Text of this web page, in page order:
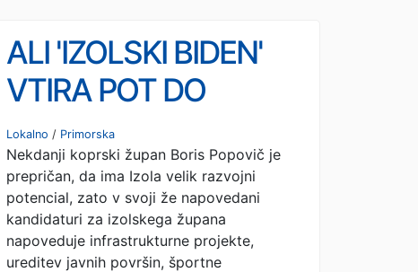
ALI 'IZOLSKI BIDEN'
VTIRA POT DO
ZMAGE 'KOPRSKEMU
TRUMPU'? To so
kandidati, v Izoli bo
pestro
Lokalno / Primorska
Nekdanji koprski župan Boris Popovič je
prepričan, da ima Izola velik razvojni
potencial, zato v svoji že napovedani
kandidaturi za izolskega župana
napoveduje infrastrukturne projekte,
ureditev javnih površin, športne